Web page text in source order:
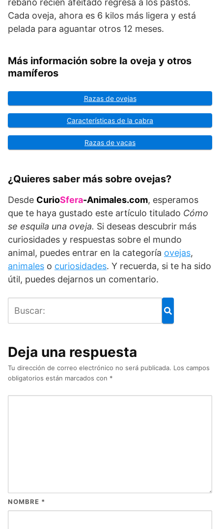
rebaño recién afeitado regresa a los pastos.
Cada oveja, ahora es 6 kilos más ligera y está
pelada para aguantar otros 12 meses.
Más información sobre la oveja y otros
mamíferos
Razas de ovejas
Características de la cabra
Razas de vacas
¿Quieres saber más sobre ovejas?
Desde CurioSfera-Animales.com, esperamos
que te haya gustado este artículo titulado Cómo
se esquila una oveja. Si deseas descubrir más
curiosidades y respuestas sobre el mundo
animal, puedes entrar en la categoría ovejas,
animales o curiosidades. Y recuerda, si te ha sido
útil, puedes dejarnos un comentario.
Deja una respuesta
Tu dirección de correo electrónico no será publicada. Los campos
obligatorios están marcados con *
NOMBRE *